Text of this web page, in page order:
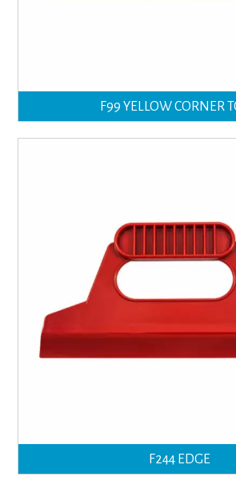
F99 YELLOW CORNER
F244 EDGE